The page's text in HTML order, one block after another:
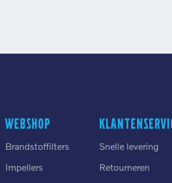
Webshop
Brandstoffilters
Impellers
Snelle levering
Retourneren